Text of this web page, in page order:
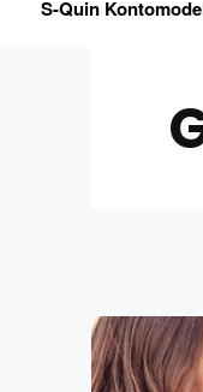
S-Quin